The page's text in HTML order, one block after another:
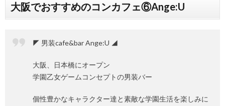
大阪でおすすめのコンカフェ⑥Ange:U
◤ 男装cafe&bar Ange:U ◢
大阪、日本橋にオープン
学園乙女ゲームコンセプトの男装バー
個性豊かなキャラクター達と素敵な学園生活を楽しみに